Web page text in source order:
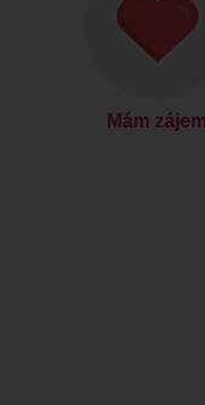
Mám zájem